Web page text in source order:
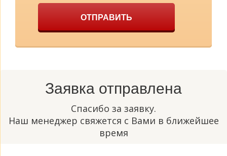
ОТПРАВИТЬ
Заявка отправлена
Спасибо за заявку.
Наш менеджер свяжется с Вами в ближейшее
время